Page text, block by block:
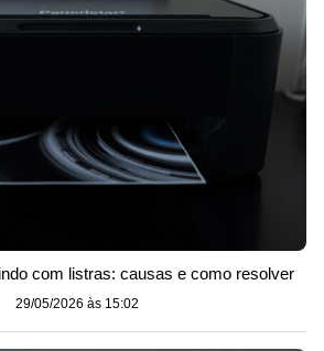
com listras: causas e como resolver
29/05/2026 às 15:02